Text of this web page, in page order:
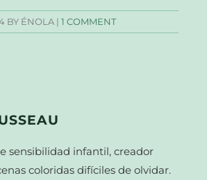
BY ÉNOLA |1 COMMENT
sensibilidad infantil, creador
coloridas difíciles de olvidar.